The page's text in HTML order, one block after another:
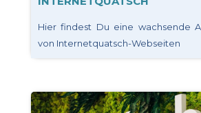
Hier findest Du eine wachsende
von Internetquatsch-Webseiten